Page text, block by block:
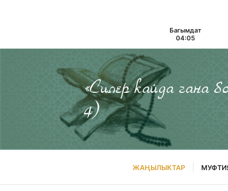
Багымдат
04:05
«Силер кайда гана
4)
ЖАҢЫЛЫКТАР